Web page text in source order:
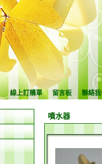
線上訂購單 留言板 聯絡
噴水器